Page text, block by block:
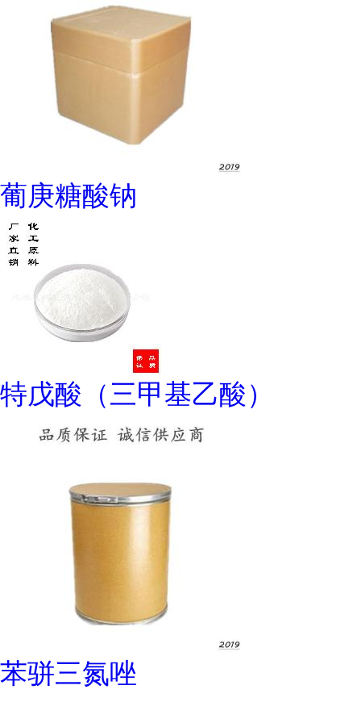
葡庚糖酸钠
特戊酸（三甲基乙酸）
苯骈三氮唑